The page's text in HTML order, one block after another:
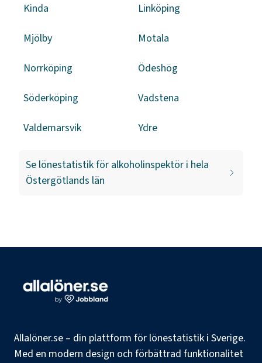
Kinda Linköping
Mjölby Motala
Norrköping Ödeshög
Söderköping Vadstena
Valdemarsvik Ydre
Se lönestatistik för alkoholinspektör i hela
Östergötlands län
Allalöner.se – din plattform för lönestatistik i Sverige.
Med en modern design och förbättrad funktionalitet